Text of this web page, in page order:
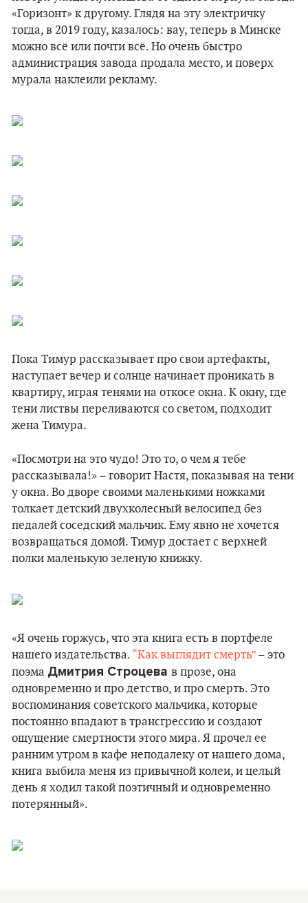
«Горизонт» к другому. Глядя на эту электричку
тогда, в 2019 году, казалось: вау, теперь в Минске
можно всё или почти всё. Но очень быстро
администрация завода продала место, и поверх
мурала наклеили рекламу.
Пока Тимур рассказывает про свои артефакты,
наступает вечер и солнце начинает проникать в
квартиру, играя тенями на откосе окна. К окну, где
тени листвы переливаются со светом, подходит
жена Тимура.
«Посмотри на это чудо! Это то, о чем я тебе
рассказывала!» – говорит Настя, показывая на тени
у окна. Во дворе своими маленькими ножками
толкает детский двухколесный велосипед без
педалей соседский мальчик. Ему явно не хочется
возвращаться домой. Тимур достает с верхней
полки маленькую зеленую книжку.
«Я очень горжусь, что эта книга есть в портфеле
нашего издательства. “Как выглядит смерть” – это
поэма Дмитрия Строцева в прозе, она
одновременно и про детство, и про смерть. Это
воспоминания советского мальчика, которые
постоянно впадают в трансгрессию и создают
ощущение смертности этого мира. Я прочел ее
ранним утром в кафе неподалеку от нашего дома,
книга выбила меня из привычной колеи, и целый
день я ходил такой поэтичный и одновременно
потерянный».